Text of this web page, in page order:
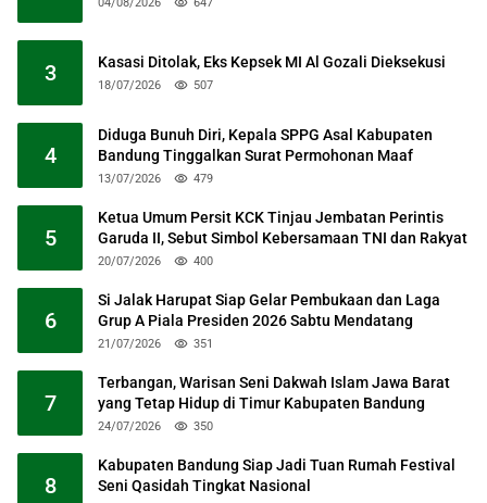
04/08/2026 647
3 Kasasi Ditolak, Eks Kepsek MI Al Gozali Dieksekusi
18/07/2026 507
4
Diduga Bunuh Diri, Kepala SPPG Asal Kabupaten
Bandung Tinggalkan Surat Permohonan Maaf
13/07/2026 479
5
Ketua Umum Persit KCK Tinjau Jembatan Perintis
Garuda II, Sebut Simbol Kebersamaan TNI dan Rakyat
20/07/2026 400
6
Si Jalak Harupat Siap Gelar Pembukaan dan Laga
Grup A Piala Presiden 2026 Sabtu Mendatang
21/07/2026 351
7
Terbangan, Warisan Seni Dakwah Islam Jawa Barat
yang Tetap Hidup di Timur Kabupaten Bandung
24/07/2026 350
8
Kabupaten Bandung Siap Jadi Tuan Rumah Festival
Seni Qasidah Tingkat Nasional